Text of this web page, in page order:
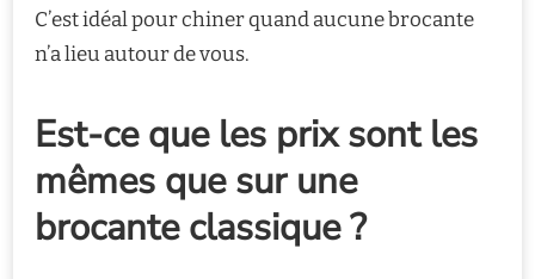
C’est idéal pour chiner quand aucune brocante
n’a lieu autour de vous.
Est-ce que les prix sont les
mêmes que sur une
brocante classique ?